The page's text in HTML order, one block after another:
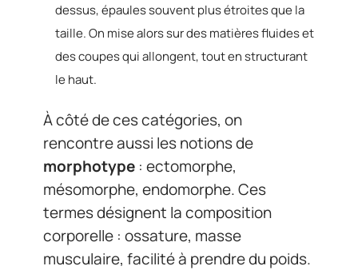
dessus, épaules souvent plus étroites que la
taille. On mise alors sur des matières fluides et
des coupes qui allongent, tout en structurant
le haut.
À côté de ces catégories, on
rencontre aussi les notions de
morphotype : ectomorphe,
mésomorphe, endomorphe. Ces
termes désignent la composition
corporelle : ossature, masse
musculaire, facilité à prendre du poids.